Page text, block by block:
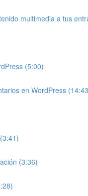
multimedia a tus
(5:00)
en WordPress
(3:36)